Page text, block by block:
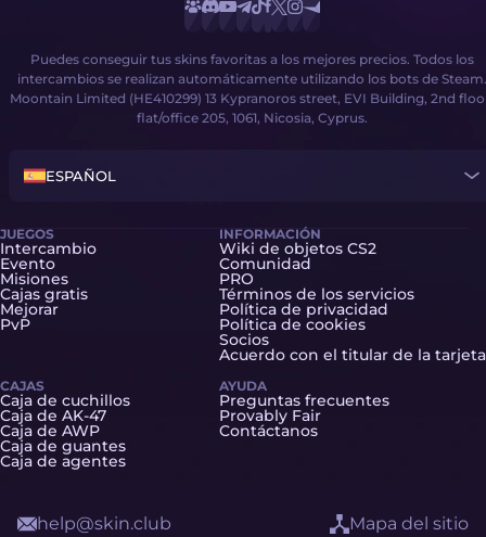
Puedes conseguir tus skins favoritas a los mejores precios. Todos los
intercambios se realizan automáticamente utilizando los bots de Steam.
Moontain Limited (HE410299) 13 Kypranoros street, EVI Building, 2nd
flat/office 205, 1061, Nicosia, Cyprus.
ESPAÑOL
JUEGOS
Intercambio
Evento
Misiones
Cajas gratis
Mejorar
PvP
CAJAS
Caja de cuchillos
Caja de AK-47
Caja de AWP
Caja de guantes
Caja de agentes
INFORMACIÓN
Wiki de objetos CS2
Comunidad
PRO
Términos de los servicios
Política de privacidad
Política de cookies
Socios
Acuerdo con el titular de la tarjeta
AYUDA
Preguntas frecuentes
Provably Fair
Contáctanos
help@skin.club Mapa del sitio